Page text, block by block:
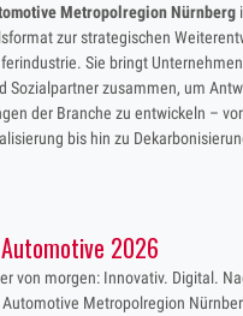
Metropolregion Nürnberg
zur strategischen
Sie bringt
Sozialpartner zusammen, um
der Branche zu entwickeln –
bis hin zu
2026
von morgen: Innovativ. Digital.
Metropolregion